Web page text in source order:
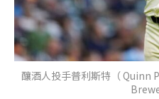
釀酒人投手普利斯特（ Quinn